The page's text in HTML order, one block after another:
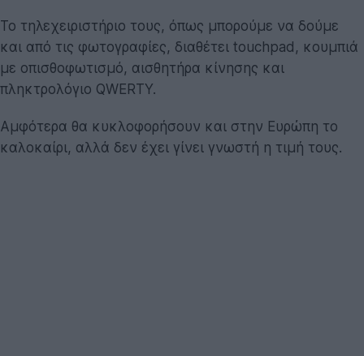
Το τηλεχειριστήριο τους, όπως μπορούμε να δούμε
και από τις φωτογραφίες, διαθέτει touchpad, κουμπιά
με οπισθοφωτισμό, αισθητήρα κίνησης και
πληκτρολόγιο QWERTY.
Αμφότερα θα κυκλοφορήσουν και στην Ευρώπη το
καλοκαίρι, αλλά δεν έχει γίνει γνωστή η τιμή τους.